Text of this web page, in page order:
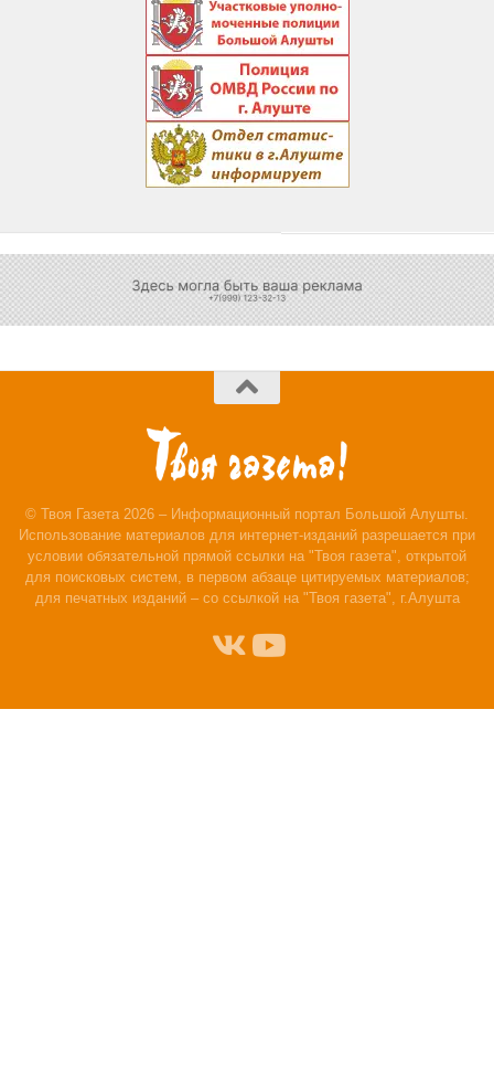
© Твоя Газета 2026 – Информационный портал Большой Алушты.
Использование материалов для интернет-изданий разрешается при
условии обязательной прямой ссылки на "Твоя газета", открытой
для поисковых систем, в первом абзаце цитируемых материалов;
для печатных изданий – со ссылкой на "Твоя газета", г.Алушта